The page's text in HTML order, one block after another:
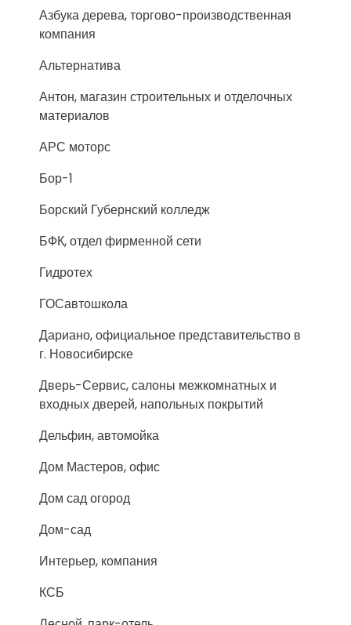
Азбука дерева, торгово-производственная
компания
Альтернатива
Антон, магазин строительных и отделочных
материалов
АРС моторс
Бор-1
Борский Губернский колледж
БФК, отдел фирменной сети
Гидротех
ГОСавтошкола
Дариано, официальное представительство в
г. Новосибирске
Дверь-Сервис, салоны межкомнатных и
входных дверей, напольных покрытий
Дельфин, автомойка
Дом Мастеров, офис
Дом сад огород
Дом-сад
Интерьер, компания
КСБ